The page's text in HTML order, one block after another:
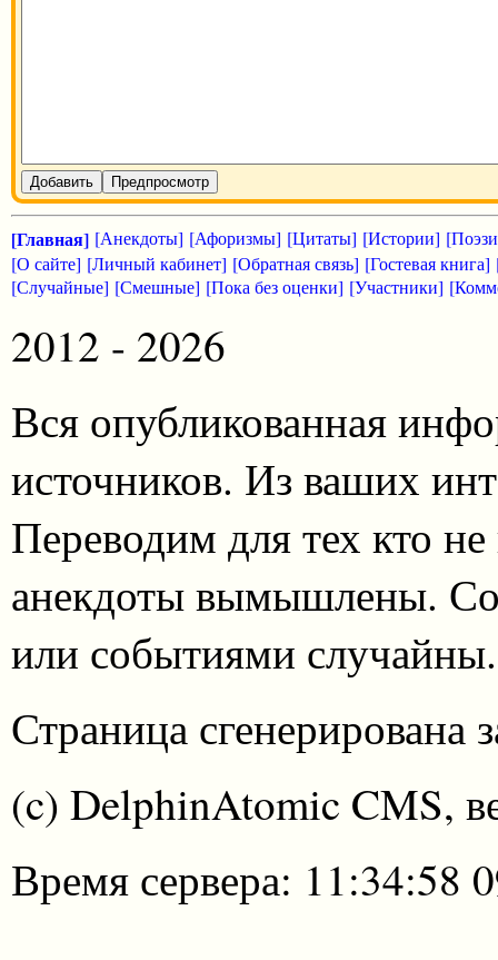
Добавить Предпросмотр
[Главная] [Анекдоты] [Афоризмы] [Цитаты] [Истории]
[О сайте] [Личный кабинет] [Обратная связь] [Гостевая книга]
[Случайные] [Смешные] [Пока без оценки] [Участники]
2012 - 2026
Вся опубликованная
источников. Из ваших
Переводим для тех кто
анекдоты вымышлены.
или событиями случайны.
Страница сгенерирована
(c) DelphinAtomic CMS,
Время сервера: 11:34:58